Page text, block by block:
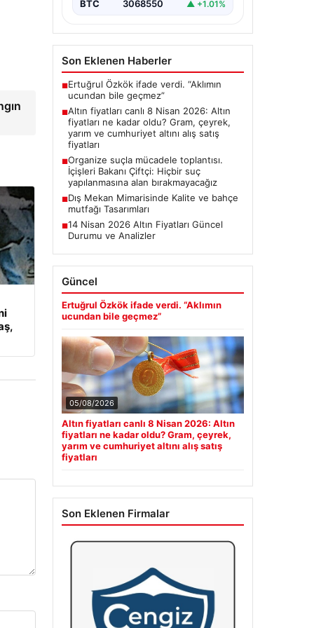
BTC 3068550 ▲ +1.01%
Son Eklenen Haberler
■Ertuğrul Özkök ifade verdi. “Aklımın
ucundan bile geçmez”
■Altın fiyatları canlı 8 Nisan 2026: Altın
fiyatları ne kadar oldu? Gram, çeyrek,
yarım ve cumhuriyet altını alış satış
fiyatları
■Organize suçla mücadele toplantısı.
İçişleri Bakanı Çiftçi: Hiçbir suç
yapılanmasına alan bırakmayacağız
■Dış Mekan Mimarisinde Kalite ve bahçe
mutfağı Tasarımları
■14 Nisan 2026 Altın Fiyatları Güncel
Durumu ve Analizler
Güncel
Ertuğrul Özkök ifade verdi. “Aklımın
ucundan bile geçmez”
05/08/2026
Altın fiyatları canlı 8 Nisan 2026: Altın
fiyatları ne kadar oldu? Gram, çeyrek,
yarım ve cumhuriyet altını alış satış
fiyatları
Son Eklenen Firmalar